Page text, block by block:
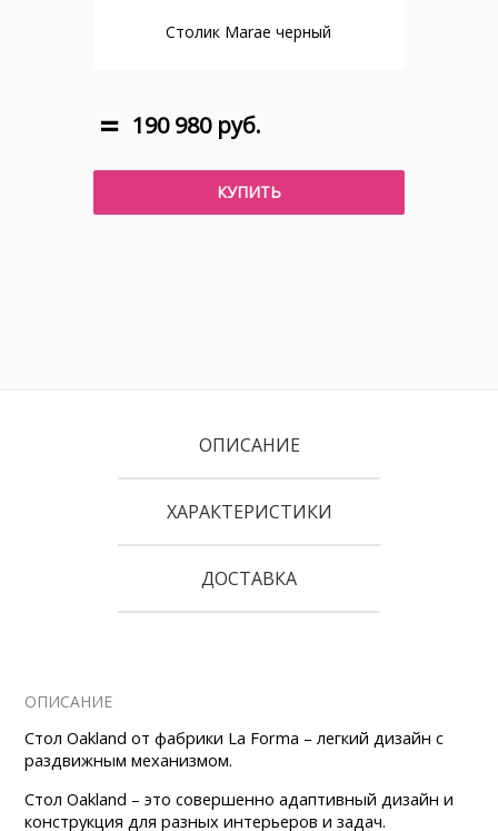
Столик Marae черный
190 980 руб.
КУПИТЬ
ОПИСАНИЕ
ХАРАКТЕРИСТИКИ
ДОСТАВКА
ОПИСАНИЕ
Стол Oakland от фабрики La Forma – легкий дизайн с
раздвижным механизмом.
Стол Oakland – это совершенно адаптивный дизайн и
конструкция для разных интерьеров и задач.